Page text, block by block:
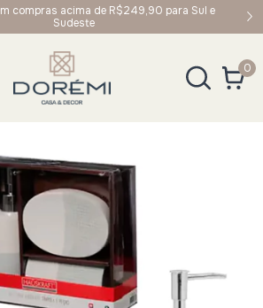
compras acima de R$249,90 para Sul e
Sudeste
0